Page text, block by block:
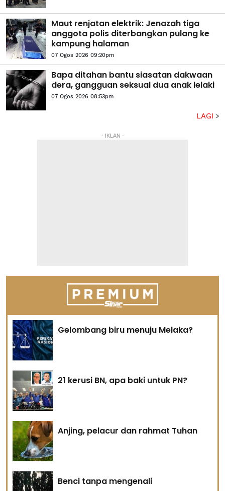
Maut renjatan elektrik: Jenazah tiga
anggota polis diterbangkan pulang ke
kampung halaman
07 Ogos 2026 09:20pm
Bapa ditahan bantu siasatan dakwaan
dera, gangguan seksual dua anak lelaki
07 Ogos 2026 08:53pm
LAGI
- IKLAN -
Gelombang biru menuju Melaka?
21 kerusi BN, apa baki untuk PN?
Anjing, pelacur dan rahmat Tuhan
Benci tanpa mengenali